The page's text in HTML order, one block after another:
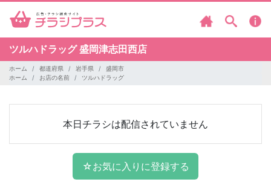
ツルハドラッグ盛岡津志田西店
ホーム 都道府県 岩手県
盛岡市
ホーム
お店の名前 ツルハドラッグ
本日チラシは配信されていません